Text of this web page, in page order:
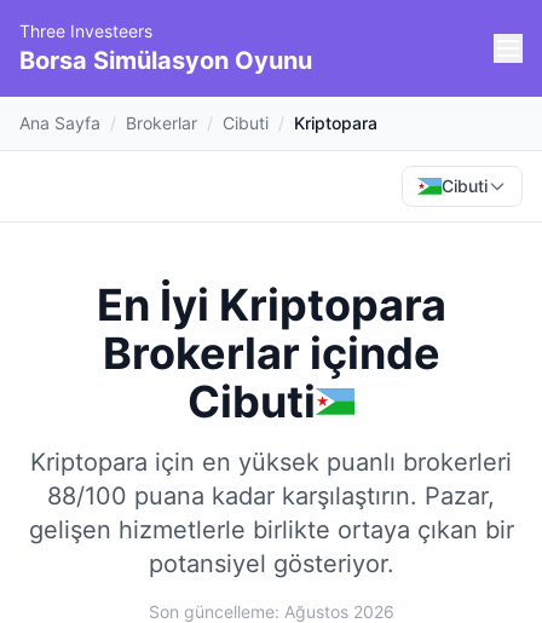
Three Investeers
Borsa Simülasyon Oyunu
Ana Sayfa / Brokerlar / Cibuti / Kriptopara
Cibuti
En İyi Kriptopara
Brokerlar içinde
Cibuti
Kriptopara için en yüksek puanlı brokerleri
88/100 puana kadar karşılaştırın. Pazar,
gelişen hizmetlerle birlikte ortaya çıkan bir
potansiyel gösteriyor.
Son güncelleme: Ağustos 2026